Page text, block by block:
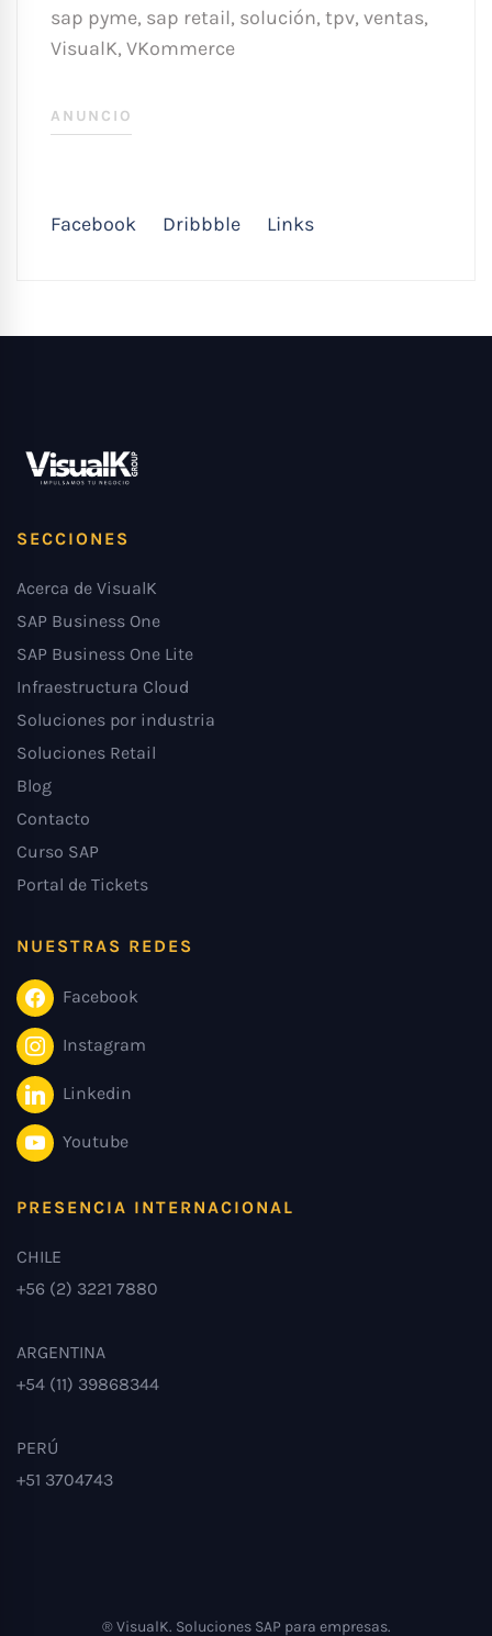
sap pyme, sap retail, solución, tpv, ventas,
VisualK, VKommerce
ANUNCIO
Facebook Dribbble Links
SECCIONES
Acerca de VisualK
SAP Business One
SAP Business One Lite
Infraestructura Cloud
Soluciones por industria
Soluciones Retail
Blog
Contacto
Curso SAP
Portal de Tickets
NUESTRAS REDES
Facebook
Instagram
Linkedin
Youtube
PRESENCIA INTERNACIONAL
CHILE
+56 (2) 3221 7880
ARGENTINA
+54 (11) 39868344
PERÚ
+51 3704743
® VisualK. Soluciones SAP para empresas.